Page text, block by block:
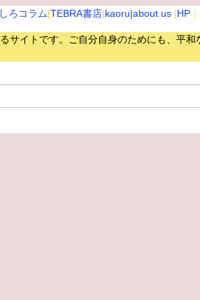
ろコラム|TEBRA書店|kaoru|about us |HP ｜
サイトです。 ご自分自身のためにも、平